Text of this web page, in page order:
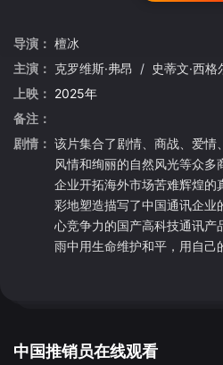
导演： 檀冰
主演： 克罗维斯·弗昂 / 史蒂文·西格
上映： 2025年
备注：
剧情： 该片集合了剧情、商战、爱情
风情和绚丽的自然风光等众
企业开拓海外市场苦难辉煌的
彩地塑造描写了中国通讯企业
心竞争力的国产高科技通讯产
雨中用生命维护和平，用自己
中国推销员在线观看